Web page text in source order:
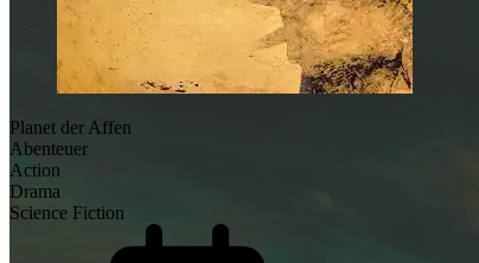
Planet der Affen
Abenteuer
Action
Drama
Science Fiction